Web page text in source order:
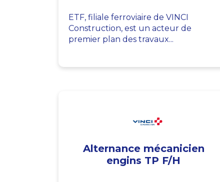
ETF, filiale ferroviaire de VINCI
Construction, est un acteur de
premier plan des travaux...
Alternance mécanicien
engins TP F/H